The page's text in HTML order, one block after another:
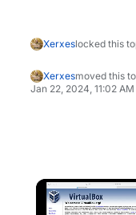
Xerxeslocked this
Xerxesmoved this
Jan 22, 2024, 11:02 AM